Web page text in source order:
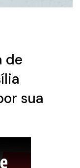
de
sua